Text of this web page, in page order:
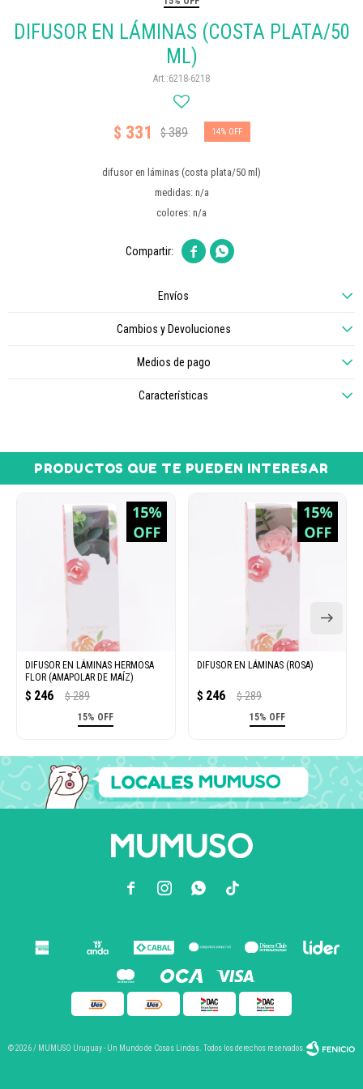
DIFUSOR EN LÁMINAS (COSTA PLATA/50
ML)
6218-6218
$ 331 $389 14
difusor en láminas (costa plata/50 ml)
medidas: n/a
colores: n/a
 
Envíos
Cambios y Devoluciones
Medios de pago
Características
PRODUCTOS QUE TE PUEDEN INTERESAR
DIFUSOR EN LÁMINAS HERMOSA
FLOR (AMAPOLAR DE MAÍZ)
$ 246 $ 289
15% OFF
DIFUSOR EN LÁMINAS (ROSA)
$ 246 $ 289
15% OFF
  
© 2026 / MUMUSO Uruguay - Un Mundo de Cosas Lindas. Todos los derechos reservados.